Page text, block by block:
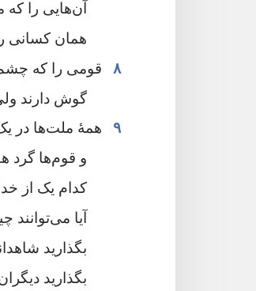
آن‌هایی را که
همان کسانی
۸
قومی را که چشم
گوش دارند
۹
همهٔ ملت‌ها در
و قوم‌ها گرد
کدام یک از
آیا می‌توانند
بگذارید
بگذارید